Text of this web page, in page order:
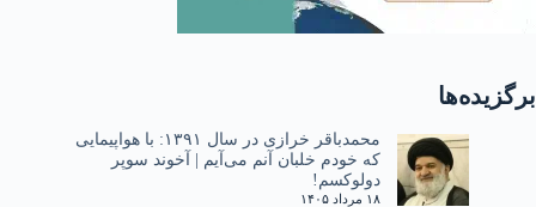
برگزیده‌ها
محمدباقر خرازی در سال ۱۳۹۱: با هواپیمایی
که خودم خلبان آنم می‌آیم | آخوند سوپر
دولوکسم!
۱۸ مرداد ۱۴۰۵